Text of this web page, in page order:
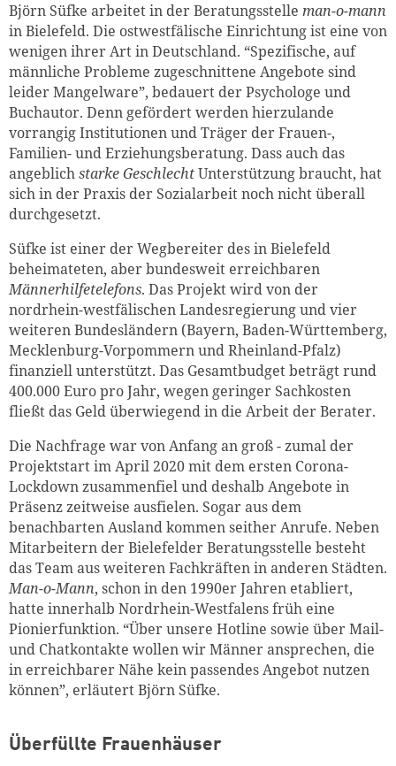
Björn Süfke arbeitet in der Beratungsstelle man-o-mann
in Bielefeld. Die ostwestfälische Einrichtung ist eine von
wenigen ihrer Art in Deutschland. “Spezifische, auf
männliche Probleme zugeschnittene Angebote sind
leider Mangelware”, bedauert der Psychologe und
Buchautor. Denn gefördert werden hierzulande
vorrangig Institutionen und Träger der Frauen-,
Familien- und Erziehungsberatung. Dass auch das
angeblichstarke GeschlechtUnterstützung braucht, hat
sich in der Praxis der Sozialarbeit noch nicht überall
durchgesetzt.
Süfke ist einer der Wegbereiter des in Bielefeld
beheimateten, aber bundesweit erreichbaren
Männerhilfetelefons. Das Projekt wird von der
nordrhein-westfälischen Landesregierung und vier
weiteren Bundesländern (Bayern, Baden-Württemberg,
Mecklenburg-Vorpommern und Rheinland-Pfalz)
finanziell unterstützt. Das Gesamtbudget beträgt rund
400.000 Euro pro Jahr, wegen geringer Sachkosten
fließt das Geld überwiegend in die Arbeit der Berater.
Die Nachfrage war von Anfang an groß - zumal der
Projektstart im April 2020 mit dem ersten Corona-
Lockdown zusammenfiel und deshalb Angebote in
Präsenz zeitweise ausfielen. Sogar aus dem
benachbarten Ausland kommen seither Anrufe. Neben
Mitarbeitern der Bielefelder Beratungsstelle besteht
das Team aus weiteren Fachkräften in anderen Städten.
Man-o-Mann, schon in den 1990er Jahren etabliert,
hatte innerhalb Nordrhein-Westfalens früh eine
Pionierfunktion. “Über unsere Hotline sowie über Mail-
und Chatkontakte wollen wir Männer ansprechen, die
in erreichbarer Nähe kein passendes Angebot nutzen
können”, erläutert Björn Süfke.
Überfüllte Frauenhäuser